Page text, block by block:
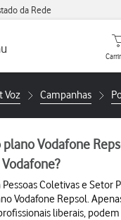
da Rede
Voz Campanhas
plano Vodafone
Coletivas e Setor
Vodafone Repsol.
liberais,